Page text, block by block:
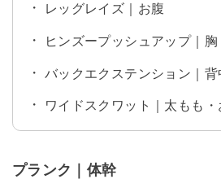
レッグレイズ｜お腹
ヒンズープッシュアップ｜
バックエクステンション｜背
ワイドスクワット｜太もも・
プランク｜体幹